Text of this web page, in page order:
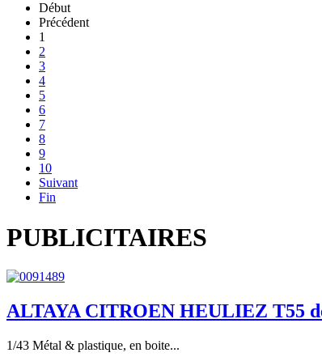
Début
Précédent
1
2
3
4
5
6
7
8
9
10
Suivant
Fin
PUBLICITAIRES
ALTAYA CITROEN HEULIEZ T55
1/43 Métal & plastique, en boite...